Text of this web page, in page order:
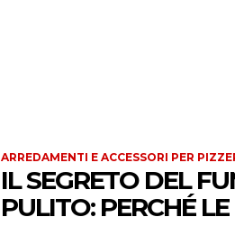
ARREDAMENTI E ACCESSORI PER
IL SEGRETO DEL
PULITO: PERCHÉ LE